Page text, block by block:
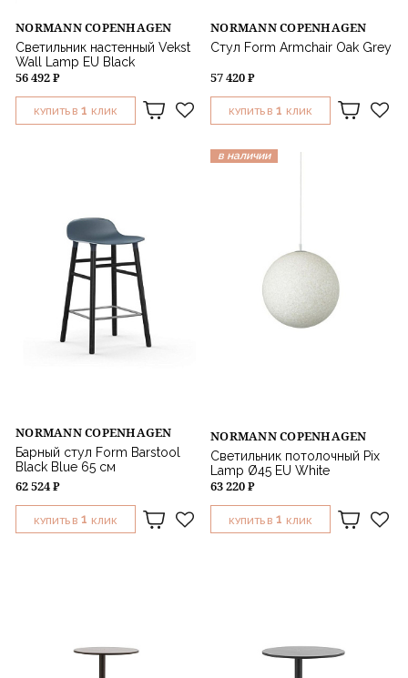
NORMANN COPENHAGEN
Светильник настенный Vekst
Wall Lamp EU Black
56 492 ₽
КУПИТЬ В 1 КЛИК
NORMANN COPENHAGEN
Стул Form Armchair Oak Grey
57 420 ₽
КУПИТЬ В 1 КЛИК
NORMANN COPENHAGEN
Барный стул Form Barstool
Black Blue 65 см
62 524 ₽
КУПИТЬ В 1 КЛИК
в наличии
NORMANN COPENHAGEN
Светильник потолочный Pix
Lamp Ø45 EU White
63 220 ₽
КУПИТЬ В 1 КЛИК